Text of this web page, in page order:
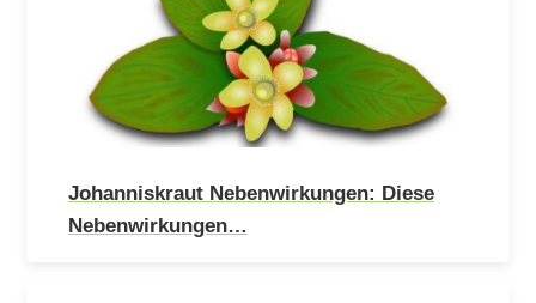
Johanniskraut Nebenwirkungen: Diese
Nebenwirkungen…